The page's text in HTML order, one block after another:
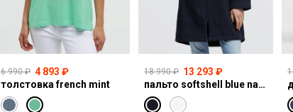
6 990 ₽ 4 893 ₽
толстовка french mint
18 990 ₽ 13 293 ₽
пальто softshell blue navy